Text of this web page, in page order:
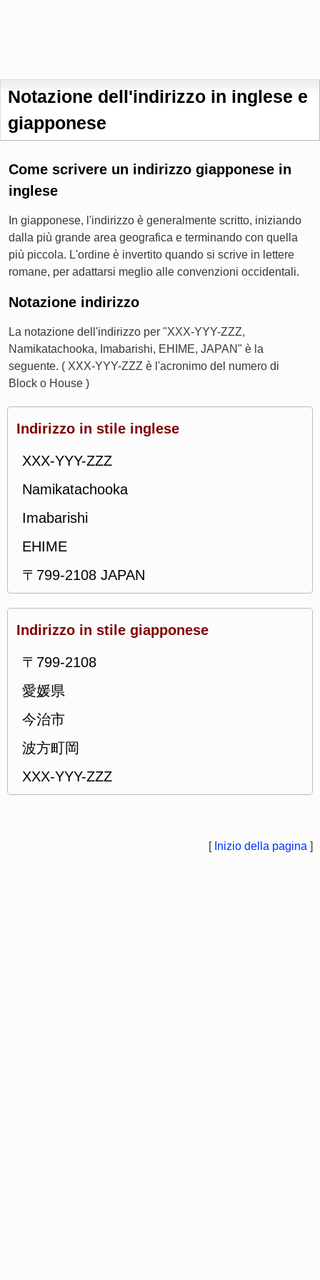
Notazione dell'indirizzo in inglese e
giapponese
Come scrivere un indirizzo giapponese in
inglese
In giapponese, l'indirizzo è generalmente scritto, iniziando
dalla più grande area geografica e terminando con quella
più piccola. L'ordine è invertito quando si scrive in lettere
romane, per adattarsi meglio alle convenzioni occidentali.
Notazione indirizzo
La notazione dell'indirizzo per "XXX-YYY-ZZZ,
Namikatachooka, Imabarishi, EHIME, JAPAN" è la
seguente. ( XXX-YYY-ZZZ è l'acronimo del numero di
Block o House )
Indirizzo in stile inglese
XXX-YYY-ZZZ
Namikatachooka
Imabarishi
EHIME
〒799-2108 JAPAN
Indirizzo in stile giapponese
〒799-2108
愛媛県
今治市
波方町岡
XXX-YYY-ZZZ
[ Inizio della pagina ]